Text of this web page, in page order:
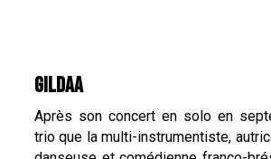
GILDAA
Après son concert en solo en
trio que la multi-instrumentiste,